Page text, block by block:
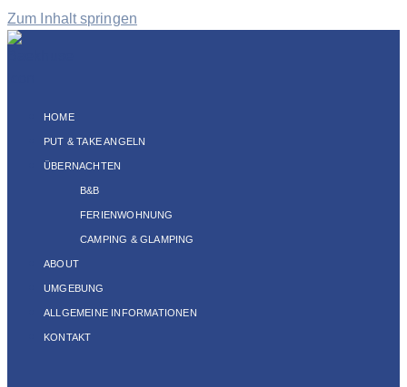
Zum Inhalt springen
HOME
PUT & TAKE ANGELN
ÜBERNACHTEN
B&B
FERIENWOHNUNG
CAMPING & GLAMPING
ABOUT
UMGEBUNG
ALLGEMEINE INFORMATIONEN
KONTAKT